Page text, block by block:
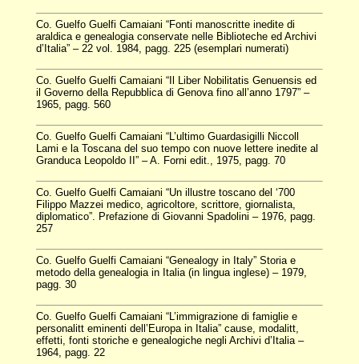
Co. Guelfo Guelfi Camaiani “Fonti manoscritte inedite di
araldica e genealogia conservate nelle Biblioteche ed Archivi
d’Italia” – 22 vol. 1984, pagg. 225 (esemplari numerati)
Co. Guelfo Guelfi Camaiani “Il Liber Nobilitatis Genuensis ed
il Governo della Repubblica di Genova fino all’anno 1797” –
1965, pagg. 560
Co. Guelfo Guelfi Camaiani “L’ultimo Guardasigilli Niccoll
Lami e la Toscana del suo tempo con nuove lettere inedite al
Granduca Leopoldo II” – A. Forni edit., 1975, pagg. 70
Co. Guelfo Guelfi Camaiani “Un illustre toscano del ‘700
Filippo Mazzei medico, agricoltore, scrittore, giornalista,
diplomatico”. Prefazione di Giovanni Spadolini – 1976, pagg.
257
Co. Guelfo Guelfi Camaiani “Genealogy in Italy” Storia e
metodo della genealogia in Italia (in lingua inglese) – 1979,
pagg. 30
Co. Guelfo Guelfi Camaiani “L’immigrazione di famiglie e
personalitt eminenti dell’Europa in Italia” cause, modalitt,
effetti, fonti storiche e genealogiche negli Archivi d’Italia –
1964, pagg. 22